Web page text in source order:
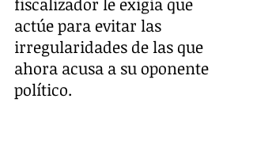
actúe para evitar las
irregularidades de las que
ahora acusa a su oponente
político.